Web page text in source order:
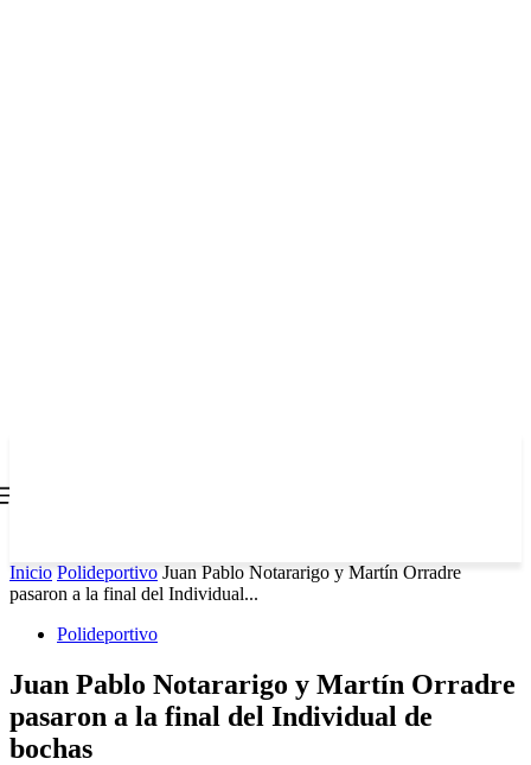
Inicio Polideportivo Juan Pablo Notararigo y Martín Orradre
pasaron a la final del Individual...
Polideportivo
Juan Pablo Notararigo y Martín Orradre
pasaron a la final del Individual de
bochas